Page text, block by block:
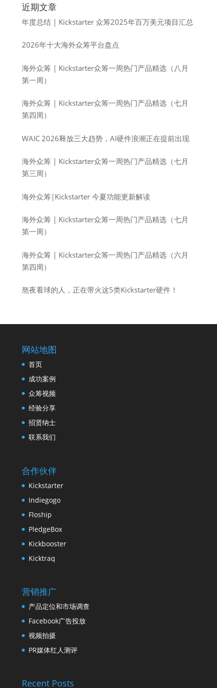
近期文章
年度总结 | Kickstarter 众筹2025年百万美元项目汇总
2026年十大海外众筹平台盘点
海外众筹 | Kickstarter众筹一周热门产品精选（八月
第一周）
海外众筹 | Kickstarter众筹一周热门产品精选（七月
第四周）
WAIC 2026释放三大趋势，AI硬件浪潮正在提前出现
海外众筹 | Kickstarter众筹一周热门产品精选（七月
第三周）
海外众筹|Kickstarter 今夏功能更新解读
海外众筹 | Kickstarter众筹一周热门产品精选（七月
第一周）
海外众筹 | Kickstarter众筹一周热门产品精选（六月
第四周）
熬夜看球的人，正在带火这5类Kickstarter硬件！
网站地图
首页
成功案例
众筹视频
经验分享
招贤纳士
联系我们
合作伙伴
Kickstarter
Indiegogo
Floship
PledgeBox
Kickbooster
Kicktraq
营销推广
产品定位和市场调查
Facebook广告投放
视频拍摄
PR媒体红人测评
Recent Posts